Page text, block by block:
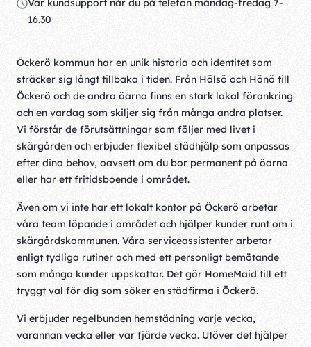
Öckerö kommun har en unik historia och identitet som
sträcker sig långt tillbaka i tiden. Från Hälsö och Hönö till
Öckerö och de andra öarna finns en stark lokal förankring
och en vardag som skiljer sig från många andra platser.
Vi förstår de förutsättningar som följer med livet i
skärgården och erbjuder flexibel städhjälp som anpassas
efter dina behov, oavsett om du bor permanent på öarna
eller har ett fritidsboende i området.
Även om vi inte har ett lokalt kontor på Öckerö arbetar
våra team löpande i området och hjälper kunder runt om i
skärgårdskommunen. Våra serviceassistenter arbetar
enligt tydliga rutiner och med ett personligt bemötande
som många kunder uppskattar. Det gör HomeMaid till ett
tryggt val för dig som söker en städfirma i Öckerö.
Vi erbjuder regelbunden hemstädning varje vecka,
varannan vecka eller var fjärde vecka. Utöver det hjälper
Vår kundsupport når du på telefon måndag-fredag 7-
16.30